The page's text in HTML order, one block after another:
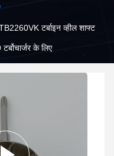
टर्बाइन व्हील शाफ्ट
के लिए